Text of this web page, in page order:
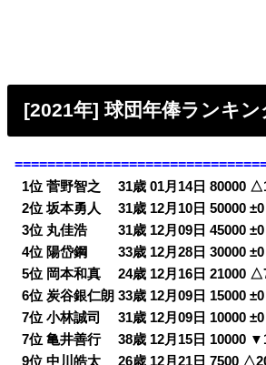
[2021年] 球団年俸ランキン
1位 菅野智之 31歳 01月14日 80000
02位 坂本勇人 31歳 12月10日 50000 ±0
03位 丸佳浩 31歳 12月09日 45000 ±0
04位 陽岱鋼 33歳 12月28日 30000 ±0
05位 岡本和真 24歳 12月16日 21000
06位 炭谷銀仁朗 33歳 12月09日 15000 ±0
07位 小林誠司 31歳 12月09日 10000 ±0
07位 亀井善行 38歳 12月15日 10000
09位 中川皓太 26歳 12月21日 7500